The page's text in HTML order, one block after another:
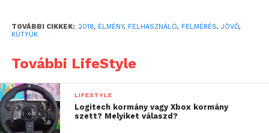
előtérbe, akik értékes és
nyújtanak az
egyéneknek, és általában
a világnak is.Az
értékteremtés nem
TOVÁBBI CIKKEK: 2018, ÉLMÉNY, FELHASZNÁLÓ, FELMÉRÉS, JÖVŐ,
KÜTYÜK
További LifeStyle
LIFESTYLE
Logitech kormány vagy Xbox kormány
szett? Melyiket válaszd?